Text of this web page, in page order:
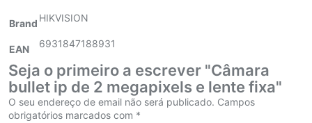
Brand HIKVISION
EAN 6931847188931
Seja o primeiro a escrever "Câmara
bullet ip de 2 megapixels e lente fixa"
O seu endereço de email não será publicado. Campos
obrigatórios marcados com *